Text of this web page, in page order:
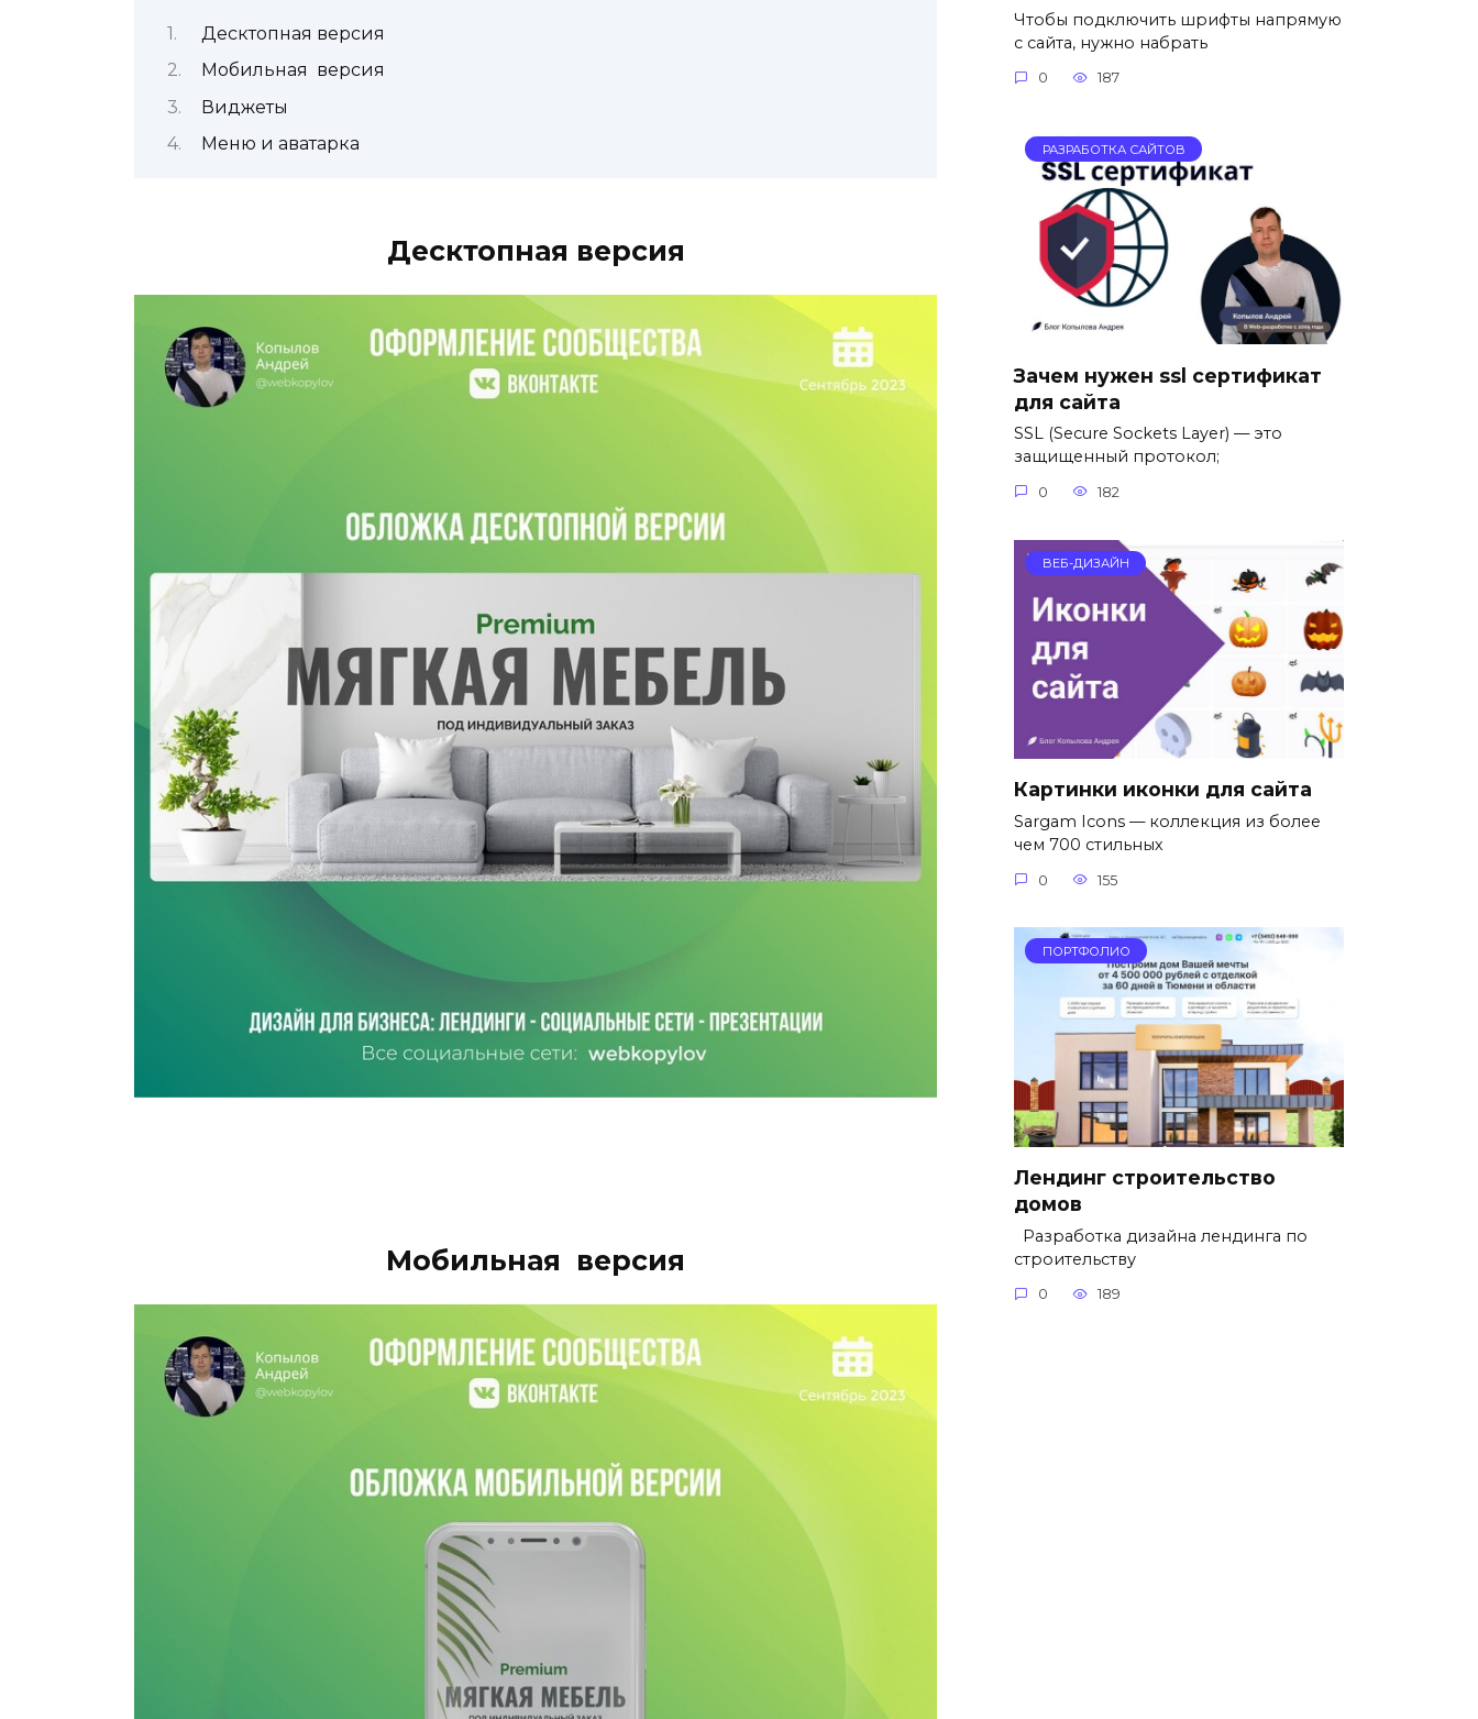
Десктопная версия
Мобильная версия
Виджеты
Меню и аватарка
Десктопная версия
Мобильная версия
Чтобы подключить шрифты напрямую
с сайта, нужно набрать
0 187
РАЗРАБОТКА САЙТОВ
Зачем нужен ssl сертификат
для сайта
SSL (Secure Sockets Layer) — это
защищенный протокол;
0 182
ВЕБ-ДИЗАЙН
Картинки иконки для сайта
Sargam Icons — коллекция из более
чем 700 стильных
0 155
ПОРТФОЛИО
Лендинг строительство
домов
Разработка дизайна лендинга по
строительству
0 189